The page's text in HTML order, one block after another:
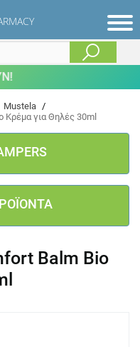
Mustela /
Κρέμα για Θηλές 30ml
Balm Bio